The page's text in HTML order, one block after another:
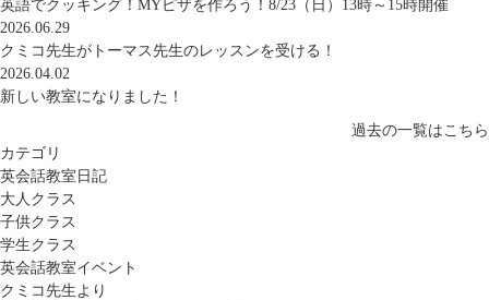
英語でクッキング！MYピザを作ろう！8/23（日）13時～15時開催
2026.06.29
クミコ先生がトーマス先生のレッスンを受ける！
2026.04.02
新しい教室になりました！
過去の一覧はこちら
カテゴリ
英会話教室日記
大人クラス
子供クラス
学生クラス
英会話教室イベント
クミコ先生より